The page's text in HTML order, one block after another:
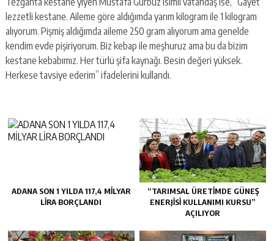
lezzetli kestane. Aileme göre aldığımda yarım kilogram ile 1 kilogram
alıyorum. Pişmiş aldığımda aileme 250 gram alıyorum ama genelde
kendim evde pişiriyorum. Biz kebap ile meşhuruz ama bu da bizim
kestane kebabımız. Her türlü şifa kaynağı. Besin değeri yüksek.
Herkese tavsiye ederim” ifadelerini kullandı.
ADANA SON 1 YILDA 117,4 MİLYAR
LİRA BORÇLANDI
“TARIMSAL ÜRETİMDE GÜNEŞ
ENERJİSİ KULLANIMI KURSU”
AÇILIYOR